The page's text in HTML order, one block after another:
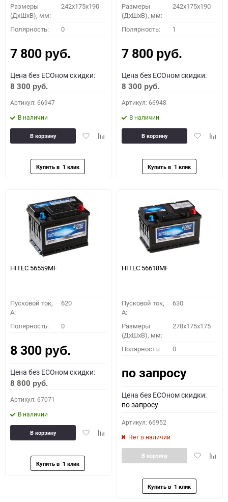
Размеры
(ДхШхВ), мм:
242x175x190
Полярность: 0
7 800 руб.
Цена без ECOном скидки:
8 300 руб.
Артикул: 66947
В наличии
ДобавитьДобавить
В корзину
Размеры
(ДхШхВ), мм:
242x175x190
Полярность: 1
7 800 руб.
Цена без ECOном скидки:
8 300 руб.
Артикул: 66948
В наличии
Добавить
В корзину
HITEC 56559MF
Пусковой ток,
A:
620
Полярность: 0
8 300 руб.
Цена без ECOном скидки:
8 800 руб.
Артикул: 67071
В наличии
ДобавитьДобавить
сравнению
В корзину
HITEC 56618MF
Пусковой ток,
A:
630
Размеры
(ДхШхВ), мм:
278x175x175
Полярность: 0
по запросу
Цена без ECOном скидки:
по запросу
Артикул: 66952
Нет в наличии
Добавить
В корзину